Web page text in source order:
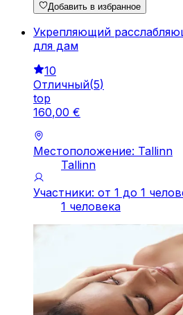
Добавить в избранное
Укрепляющий
для дам
10
Отличный(5)
top
160,00 €
Местоположение: Tallinn
Tallinn
Участники: от 1 до 1
1 человека